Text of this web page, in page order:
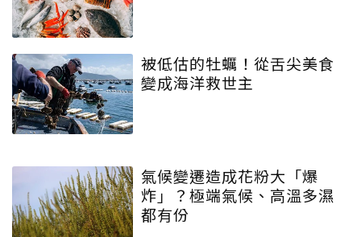
被低估的牡蠣！從舌尖美食
變成海洋救世主
氣候變遷造成花粉大「爆
炸」？極端氣候、高溫多濕
都有份